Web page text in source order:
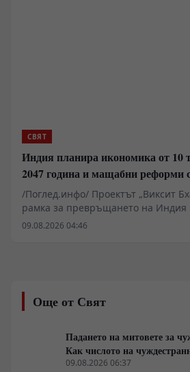
СВЯТ
Индия планира икономика от 10
2047 година и мащабни реформи
Бхарат 2047“
/Поглед.инфо/ Проектът „Виксит
рамка за превръщането на Индия
до стогодишнината от нейната
външнотърговския дял и скокът на
от 2% на 10%. Инициативата
милиардното население.
09.08.2026 04:46
Още от Свят
Падането на митовете за
Как числото на
спадна драстично
09.08.2026 06:37